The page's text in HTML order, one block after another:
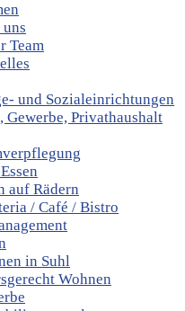
Team
und Sozialeinrichtungen
Gewerbe, Privathaushalt
auf Rädern
/ Café / Bistro
in Suhl
Wohnen